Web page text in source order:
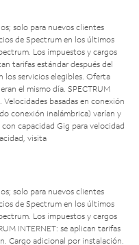
solo para nuevos clientes
de Spectrum en los últimos
Los impuestos y cargos
tarifas estándar después del
los servicios elegibles. Oferta
el mismo día. SPECTRUM
basadas en conexión
conexión inalámbrica) varían y
capacidad Gig para velocidad
visita
solo para nuevos clientes
de Spectrum en los últimos
Los impuestos y cargos
INTERNET: se aplican tarifas
Cargo adicional por instalación.